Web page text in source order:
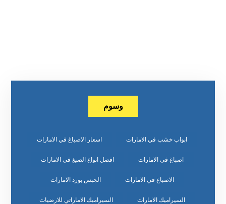
وسوم
ابواب خشب في الامارات اسعار الاصباغ في الامارات
اصباغ في الامارات افضل انواع الصبغ في الامارات
الاصباغ في الامارات الجبس بورد الامارات
السيراميك الامارات السيراميك الاماراتي للارضيات